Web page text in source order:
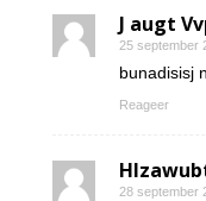
J augt
25 september
bunadisisj
Reageer
28 september